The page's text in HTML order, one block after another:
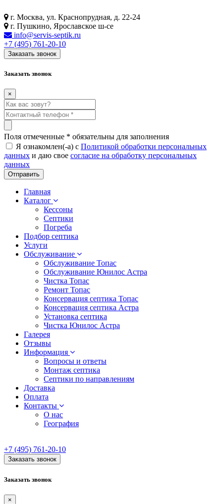
г. Москва, ул. Краснопрудная, д. 22-24
г. Пушкино, Ярославское ш-се
info@servis-septik.ru
+7 (495) 761-20-10
Заказать звонок
Заказать звонок
×
Поля отмеченные * обязательны для заполнения
Я ознакомлен(-а) с Политикой обработки персональных
данных и даю свое согласие на обработку персональных
данных
Главная
Каталог
Кессоны
Септики
Погреба
Подбор септика
Услуги
Обслуживание
Обслуживание Топас
Обслуживание Юнилос Астра
Чистка Топас
Ремонт Топас
Консервация септика Топас
Консервация септика Астра
Установка септика
Чистка Юнилос Астра
Галерея
Отзывы
Информация
Вопросы и ответы
Монтаж септика
Септики по направлениям
Доставка
Оплата
Контакты
О нас
География
+7 (495) 761-20-10
Заказать звонок
Заказать звонок
×